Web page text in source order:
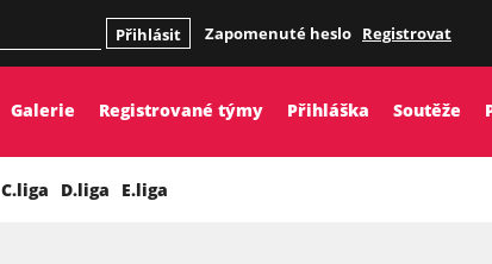
Přihlásit Zapomenuté heslo Registrovat
Galerie Registrované týmy Přihláška Soutěže
C.liga D.liga E.liga